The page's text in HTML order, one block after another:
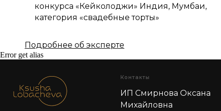
конкурса «Кейколоджи» Индия, Мумбаи,
категория «свадебные торты»
Подробнее об эксперте
Error get alias
Контакты
ИП Смирнова Оксана
Михайловна